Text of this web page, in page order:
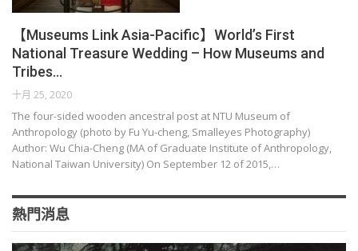
【Museums Link Asia-Pacific】World’s First
National Treasure Wedding – How Museums and
Tribes…
十月 25, 2020
The four-sided wooden ancestral post at NTU Museum of
Anthropology (photo by Fu Yu-cheng, Smalleyes Photography)
Author: Wu Chia-Cheng (MA of Graduate Institute of Anthropology,
National Taiwan University) On September 12 of 2015,…
熱門消息